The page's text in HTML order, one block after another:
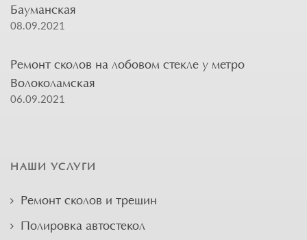
Бауманская
08.09.2021
Ремонт сколов на лобовом стекле у метро
Волоколамская
06.09.2021
НАШИ УСЛУГИ
Ремонт сколов и трещин
Полировка автостекол